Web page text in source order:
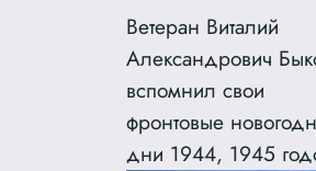
Ветеран Виталий
Александрович
вспомнил свои
фронтовые
дни 1944, 1945